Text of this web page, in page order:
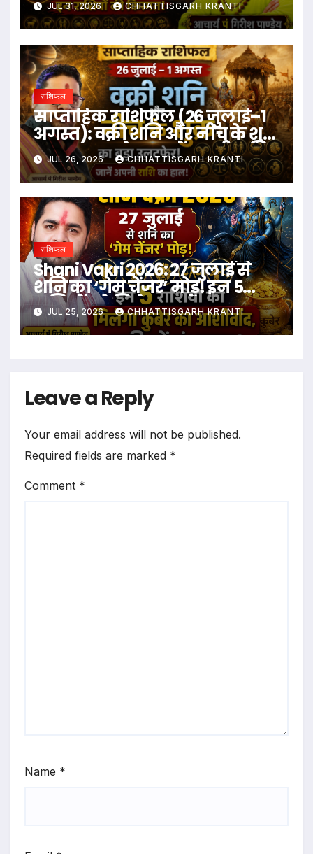
JUL 31, 2026 CHHATTISGARH KRANTI
राशिफल
​साप्ताहिक राशिफल (26 जुलाई–1
अगस्त): वक्री शनि और नीच के शुक्र
का बड़ा उलटफेर, जानें अपनी राशि
का हाल!
JUL 26, 2026 CHHATTISGARH KRANTI
राशिफल
Shani Vakri 2026: 27 जुलाई से
शनि का ‘गेम चेंजर’ मोड़! इन 5
राशियों को मिलेगा कुबेर का
आशीर्वाद, बाकी रहें संभलकर!
JUL 25, 2026 CHHATTISGARH KRANTI
Leave a Reply
Your email address will not be published.
Required fields are marked *
Comment *
Name *